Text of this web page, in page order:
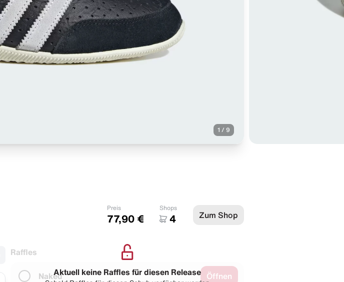
1 / 9
Preis
77,90 €
Shops
4 Zum Shop
Raffles
Naked Öffnen
Aktuell keine Raffles für diesen Release